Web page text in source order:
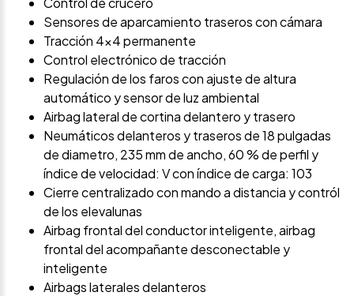
Sensores de aparcamiento traseros con cámara
Tracción 4x4 permanente
Control electrónico de tracción
Regulación de los faros con ajuste de altura
automático y sensor de luz ambiental
Airbag lateral de cortina delantero y trasero
Neumáticos delanteros y traseros de 18 pulgadas
de diametro, 235 mm de ancho, 60 % de perfil y
índice de velocidad: V con índice de carga: 103
Cierre centralizado con mando a distancia y contról
de los elevalunas
Airbag frontal del conductor inteligente, airbag
frontal del acompañante desconectable y
inteligente
Airbags laterales delanteros